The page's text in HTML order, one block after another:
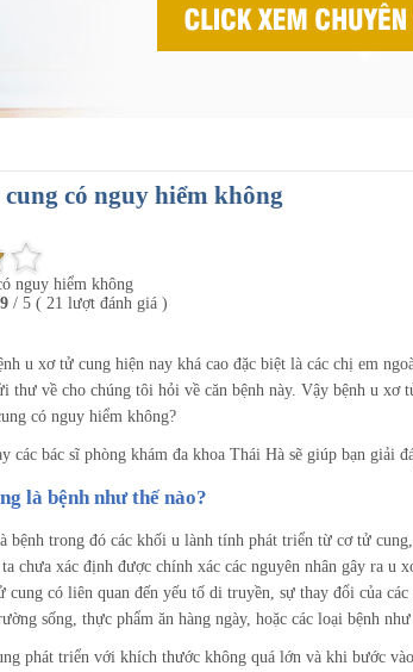
có nguy hiểm không
nguy hiểm không
/5 ( 21 lượt đánh giá )
u xơ tử cung hiện nay khá cao đặc biệt là các chị em
thư về cho chúng tôi hỏi về căn bệnh này. Vậy bệnh u xơ
có nguy hiểm không?
các bác sĩ phòng khám đa khoa Thái Hà sẽ giúp bạn giải
là bệnh như thế nào?
bệnh trong đó các khối u lành tính phát triển từ cơ tử
chưa xác định được chính xác các nguyên nhân gây ra u
cung có liên quan đến yếu tố di truyền, sự thay đổi của
sống, thực phẩm ăn hàng ngày, hoặc các loại bệnh như
phát triển với khích thước không quá lớn và khi bước